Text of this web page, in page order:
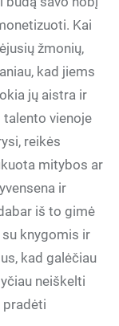
Kai
žmonių,
kad jiems
jų aistra ir
vienoje
reikės
mitybos ar
ir
iš to gimė
knygomis ir
kad galėčiau
neiškelti
pradėti